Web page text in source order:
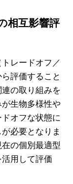
相互影響評
レードオフ／
評価すること
の取り組みを
生物多様性や
オフな状態に
必要となりま
の個別最適型
用して評価